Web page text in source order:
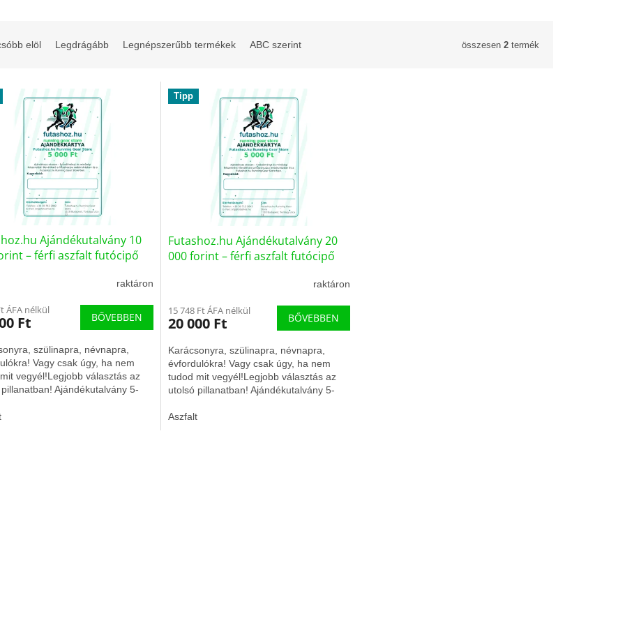
elöl Legdrágább Legnépszerűbb termékek ABC szerint összesen 2 termék
Ajándékutalvány 10
– férfi aszfalt futócipő
raktáron
ÁFA nélkül
Ft BŐVEBBEN
szülinapra, névnapra,
Vagy csak úgy, ha nem
vegyél!Legjobb választás az
Ajándékutalvány 5-
Tipp
Futashoz.hu Ajándékutalvány 20
000 forint – férfi aszfalt futócipő
raktáron
15 748 Ft ÁFA nélkül
20 000 Ft BŐVEBBEN
Karácsonyra, szülinapra, névnapra,
évfordulókra! Vagy csak úgy, ha nem
tudod mit vegyél!Legjobb választás az
utolsó pillanatban! Ajándékutalvány 5-
Aszfalt